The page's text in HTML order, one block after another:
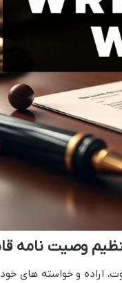
وصیت نامه
و خواسته های خود